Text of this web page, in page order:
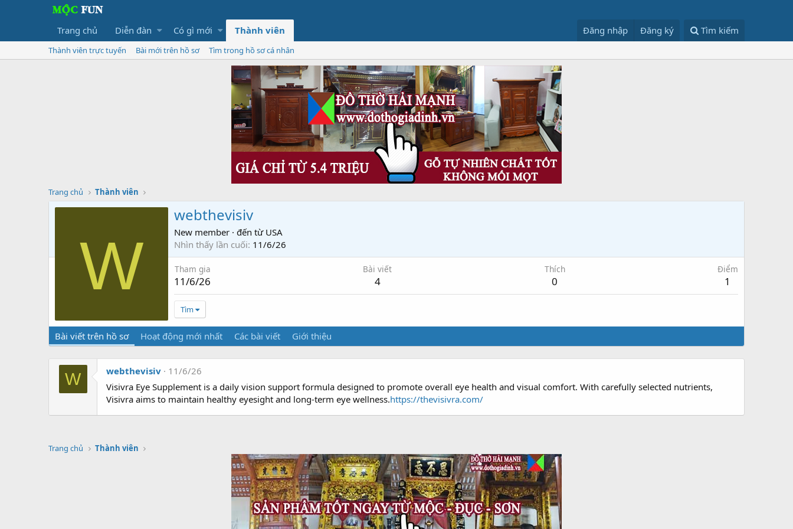
Trang chủ Diễn đàn Có gì mới Thành viên Đăng nhập Đăng ký Tìm kiếm
Thành viên trực tuyến Bài mới trên hồ sơ Tìm trong hồ sơ cá nhân
Trang chủ Thành viên
W
webthevisiv
New member · đến từ USA
Nhìn thấy lần cuối 11/6/26
Tham gia
11/6/26
Bài viết
4
Thích
0
Điểm
1
Tìm
Bài viết trên hồ sơ Hoạt động mới nhất Các bài viết Giới thiệu
W webthevisiv
11/6/26
Visivra Eye Supplement is a daily vision support formula designed to promote overall eye health and visual comfort. With carefully selected nutrients,
Visivra aims to maintain healthy eyesight and long-term eye wellness.https://thevisivra.com/
Trang chủ Thành viên